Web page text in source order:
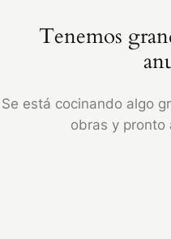
Tenemos
Se está cocinando algo
obras y pronto